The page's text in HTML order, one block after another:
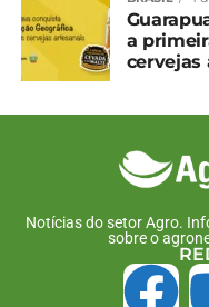
A programação
palestras que
Gonçalves abriu as
“Qual o momento
destacando
para otimizar
Em seguida,
a
cervejas
Notícias do setor Agro.
sobre o